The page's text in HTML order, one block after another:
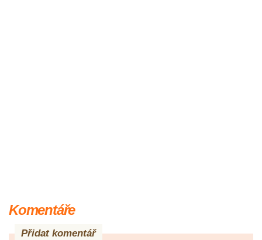
Komentáře
Přidat komentář